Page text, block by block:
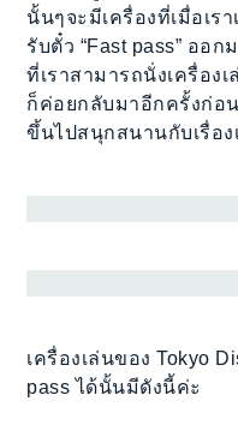
นั้นๆจะมีเครื่องที่เมื่อเร
รับตั๋ว “Fast pass” ออ
ที่เราสามารถนั่งเครื่อง
ก็ค่อยกลับมาอีกครั้งก่อ
ขึ้นไปสนุกสนานกับเรื่อง
เครื่องเล่นของ Tokyo
pass ได้นั้นมีดังนี้ค่ะ